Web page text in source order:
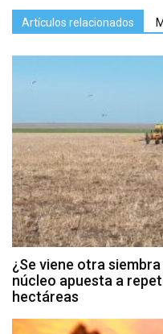
Artículos relacionados
¿Se viene otra
núcleo apuesta a
hectáreas